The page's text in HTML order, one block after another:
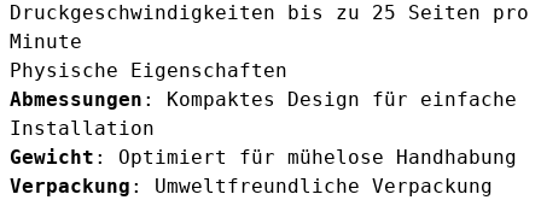
Druckgeschwindigkeiten bis zu 25 Seiten pro
Minute
Physische Eigenschaften
Abmessungen : Kompaktes Design für einfache
Installation
Gewicht : Optimiert für mühelose Handhabung
Verpackung : Umweltfreundliche Verpackung